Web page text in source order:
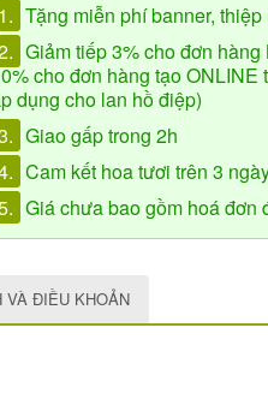
1. Tặng miễn phí banner,
Giảm tiếp 3% cho đơn
cho đơn hàng tạo
dụng cho lan hồ điệp)
Giao gấp trong 2h
Cam kết hoa tươi trên 3
Giá chưa bao gồm hoá đơn
VÀ ĐIỀU KHOẢN